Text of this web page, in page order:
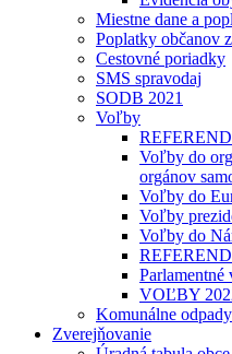
Miestne dane a
Poplatky občanov
Cestovné poriadky
SMS spravodaj
SODB 2021
Voľby
Voľby do
orgánov
Voľby do
Voľby
Voľby do
VOĽBY
Komunálne odpady
Zverejňovanie